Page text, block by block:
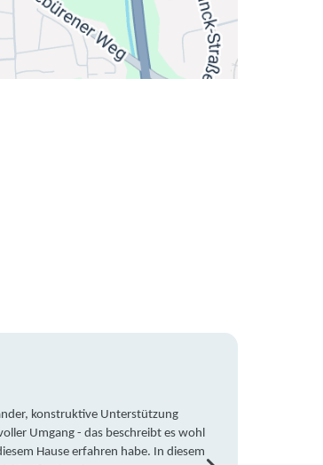
konstruktive Unterstützung
Umgang - das beschreibt es wohl
Hause erfahren habe. In diesem